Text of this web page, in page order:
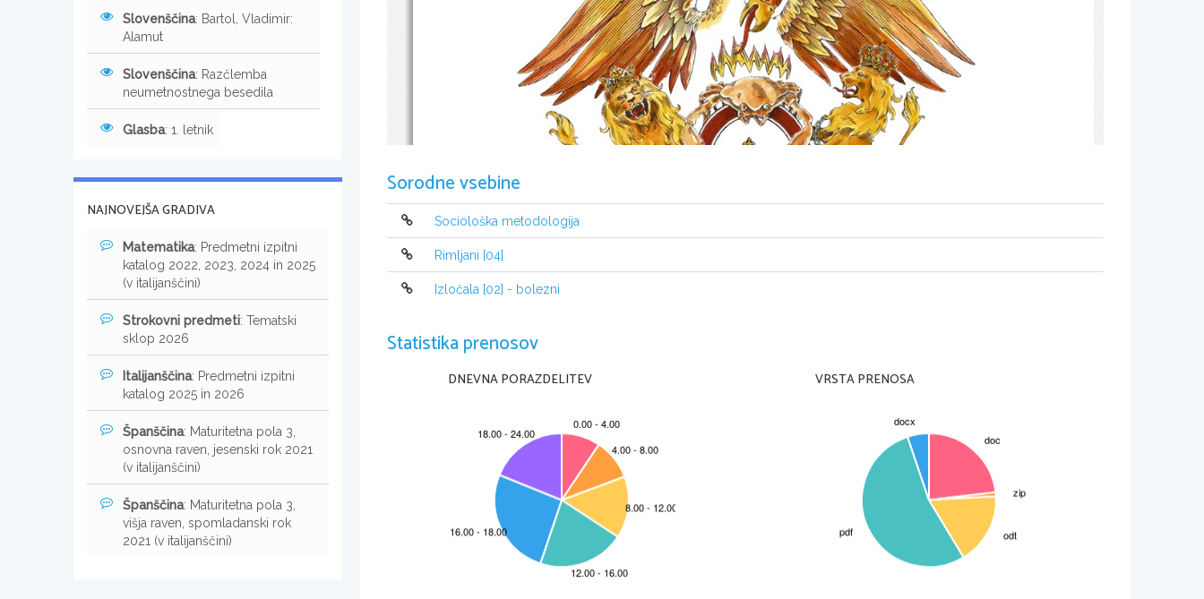
O SKUPINI....
Sorodne vsebine
Sociološka metodologija
Rimljani [04]
Izločala [02] - bolezni
Statistika prenosov
DNEVNA PORAZDELITEV VRSTA PRENOSA
Slovenščina: Bartol, Vladimir:
Alamut
Slovenščina: Razčlemba
neumetnostnega besedila
Glasba: 1. letnik
NAJNOVEJŠA GRADIVA
Matematika: Predmetni izpitni
katalog 2022, 2023, 2024 in 2025
(v italijanščini)
Strokovni predmeti: Tematski
sklop 2026
Italijanščina: Predmetni izpitni
katalog 2025 in 2026
Španščina: Maturitetna pola 3,
osnovna raven, jesenski rok 2021
(v italijanščini)
Španščina: Maturitetna pola 3,
višja raven, spomladanski rok
2021 (v italijanščini)